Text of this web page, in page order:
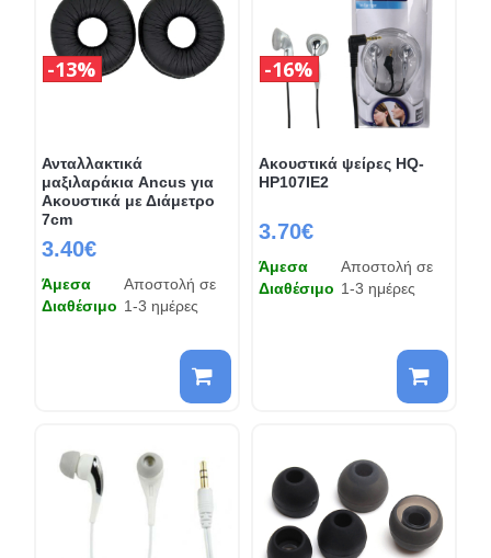
Ανταλλακτικά
μαξιλαράκια Ancus για
Ακουστικά με Διάμετρο
7cm
3.40€
13%
Άμεσα
Διαθέσιμο
Αποστολή σε
1-3 ημέρες
Ακουστικά ψείρες HQ-
HP107IE2
3.70€
16%
Άμεσα
Διαθέσιμο
Αποστολή σε
1-3 ημέρες